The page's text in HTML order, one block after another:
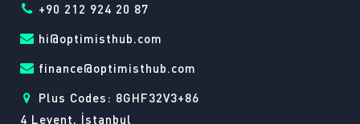
+90 212 924 20 87
hi@optimisthub.com
finance@optimisthub.com
Plus Codes: 8GHF32V3+86
4 Levent, İstanbul